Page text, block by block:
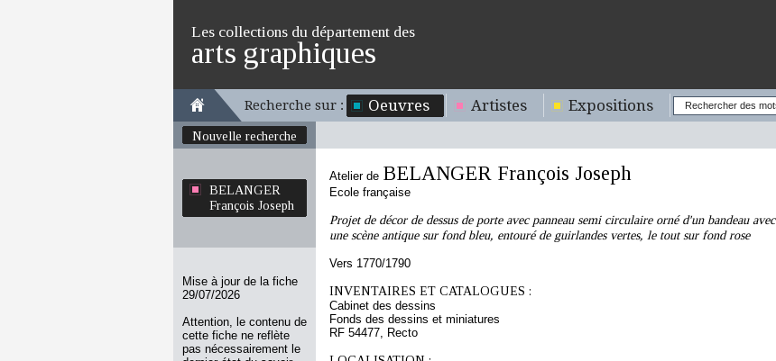
Les collections du département des
arts graphiques
Recherche sur : Oeuvres Artistes Expositions
Nouvelle recherche
BELANGER
François Joseph
Mise à jour de la fiche
29/07/2026
Attention, le contenu de
cette fiche ne reflète
pas nécessairement le
Atelier de BELANGER François Joseph
Ecole française
Projet de décor de dessus de porte avec panneau semi circulaire orné d'un bandeau avec
une scène antique sur fond bleu, entouré de guirlandes vertes, le tout sur fond rose
Vers 1770/1790
INVENTAIRES ET CATALOGUES :
Cabinet des dessins
Fonds des dessins et miniatures
RF 54477, Recto